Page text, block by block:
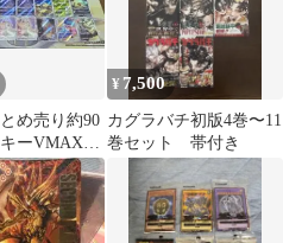
め売り約90
ーVMAX
ュウ
¥ 7,500
カグラバチ初版4巻〜11
巻セット 帯付き